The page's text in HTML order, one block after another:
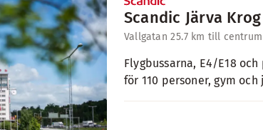
Scandic Järva Krog
Vallgatan 25.7 km till centrum
Flygbussarna, E4/E18
för 110 personer, gym och